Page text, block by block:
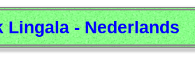
- Nederlands